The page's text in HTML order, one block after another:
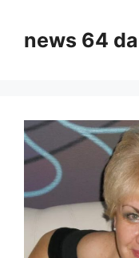
contentnews 64